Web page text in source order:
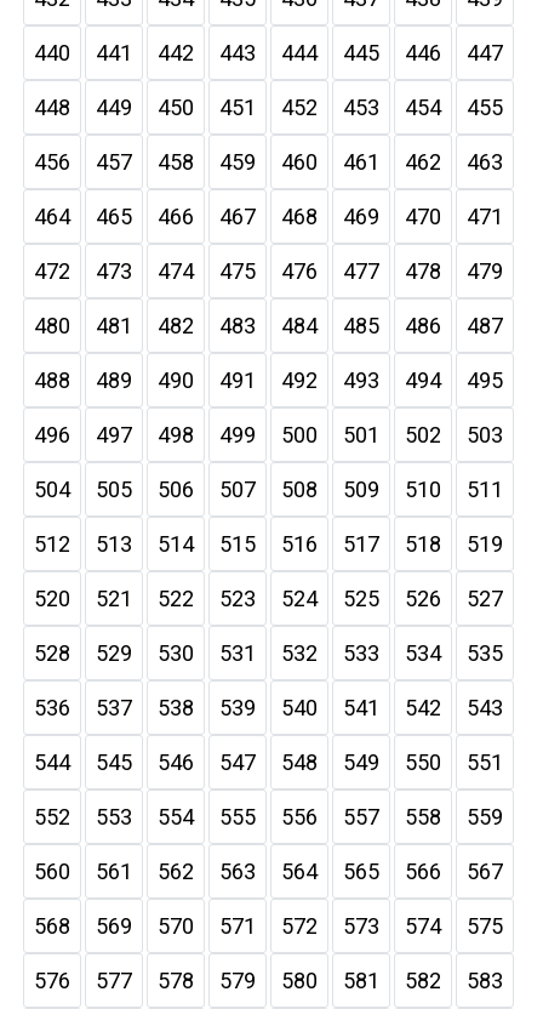
440 441 442 443 444 445 446 447
448 449 450 451 452 453 454 455
456 457 458 459 460 461 462 463
464 465 466 467 468 469 470 471
472 473 474 475 476 477 478 479
480 481 482 483 484 485 486 487
488 489 490 491 492 493 494 495
496 497 498 499 500 501 502 503
504 505 506 507 508 509 510 511
512 513 514 515 516 517 518 519
520 521 522 523 524 525 526 527
528 529 530 531 532 533 534 535
536 537 538 539 540 541 542 543
544 545 546 547 548 549 550 551
552 553 554 555 556 557 558 559
560 561 562 563 564 565 566 567
568 569 570 571 572 573 574 575
576 577 578 579 580 581 582 583